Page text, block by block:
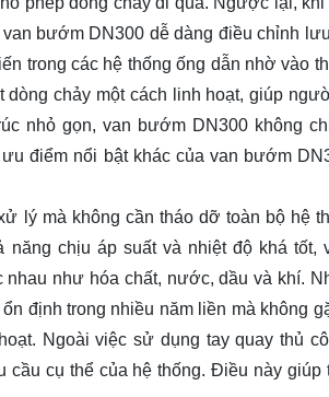
bướm DN300 dễ dàng điều chỉnh
trong các hệ thống ống dẫn nhờ vào
chảy một cách linh hoạt, giúp
nhỏ gọn, van bướm DN300 không
điểm nổi bật khác của van bướm
lý mà không cần tháo dỡ toàn bộ hệ
chịu áp suất và nhiệt độ khá tốt,
như hóa chất, nước, dầu và khí.
định trong nhiều năm liền mà không
Ngoài việc sử dụng tay quay thủ
cụ thể của hệ thống. Điều này giúp